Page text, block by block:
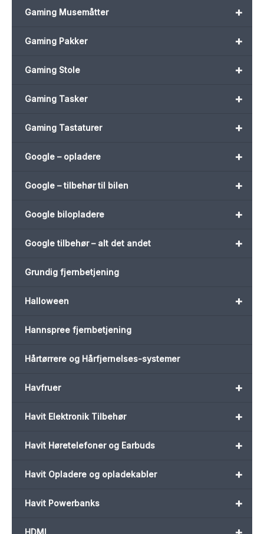
+
Gaming Musemåtter
+
Gaming Pakker
+
Gaming Stole
+
Gaming Tasker
+
Gaming Tastaturer
+
Google – opladere
+
Google – tilbehør til bilen
+
Google bilopladere
+
Google tilbehør – alt det andet
Grundig fjernbetjening
+
Halloween
Hannspree fjernbetjening
Hårtørrere og Hårfjernelses-systemer
+
Havfruer
+
Havit Elektronik Tilbehør
+
Havit Høretelefoner og Earbuds
+
Havit Opladere og opladekabler
+
Havit Powerbanks